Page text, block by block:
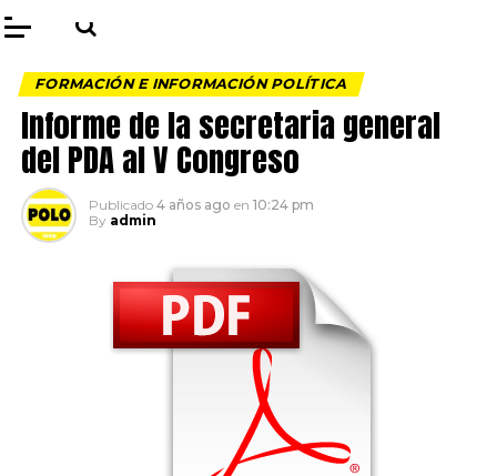
FORMACIÓN E INFORMACIÓN POLÍTICA
Informe de la secretaria general
del PDA al V Congreso
Publicado 4 años ago en 10:24 pm
By admin